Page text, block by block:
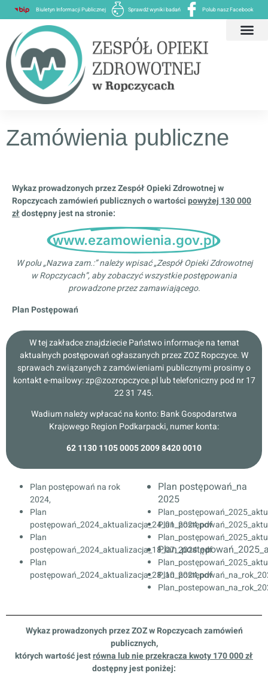
Biuletyn Informacji Publicznej Sprawdź wyniki badań Polub nasz Facebook
Zamówienia publiczne
Wykaz prowadzonych przez Zespół Opieki Zdrowotnej w
Ropczycach zamówień publicznych o wartościpowyżej 130 000
złdostępny jest na stronie:
www.ezamowienia.gov.pl
W polu „Nazwa zam.:” należy wpisać „Zespół Opieki Zdrowotnej
w Ropczycach”, aby zobaczyć wszystkie postępowania
prowadzone przez zamawiającego.
Plan Postępowań
W tej zakładce znajdziecie Państwo informacje na temat
aktualnych postępowań ogłaszanych przez ZOZ Ropczyce. W
sprawach związanych z zamówieniami publicznymi prosimy o
kontakt e-mailowy: zp@zozropczyce.pl lub telefoniczny pod nr 17
22 31 745.
Wadium należy wpłacać na konto: Bank Gospodarstwa
Krajowego Region Podkarpacki, numer konta:
62 1130 1105 0005 2009 8420 0010
Plan postępowań na rok
2024,
Plan
postępowań_2024_aktualizacja_24_01_2024.pdf
Plan
postępowań_2024_aktualizacja_18_07_2024.pdf
Plan
postępowań_2024_aktualizacja_28_10_2024.pdf
Plan postępowań_na
2025
Wykaz prowadzonych przez ZOZ w Ropczycach zamówień
publicznych,
których wartość jestrówna lub nie przekracza kwoty 170 000 zł
dostępny jest poniżej: